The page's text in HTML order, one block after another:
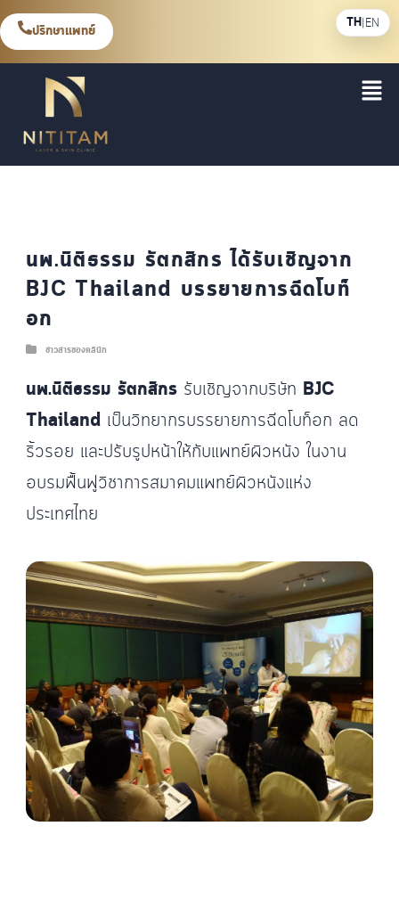
ปรึกษาแพทย์
นพ.นิติธรรม รัตกสิกร ได้รับเชิญจาก
BJC Thailand บรรยายการฉีดโบท็
อก
ข่าวสารของคลินิก
นพ.นิติธรรม รัตกสิกร รับเชิญจากบริษัท BJC
Thailand เป็นวิทยากรบรรยายการฉีดโบท็อก ลด
ริ้วรอย และปรับรูปหน้าให้กับแพทย์ผิวหนัง ในงาน
อบรมฟื้นฟูวิชาการสมาคมแพทย์ผิวหนังแห่ง
ประเทศไทย
TH|EN